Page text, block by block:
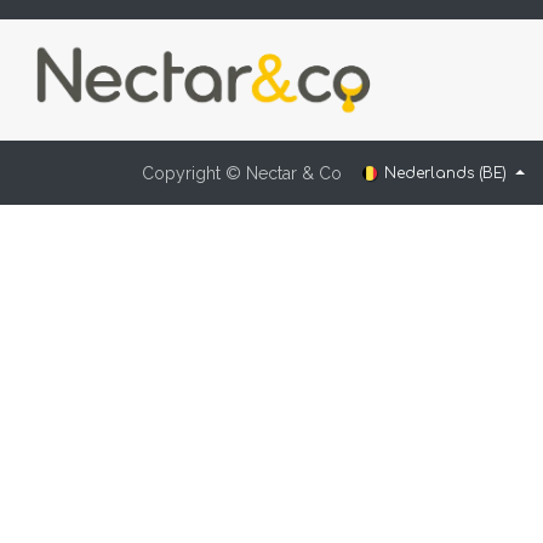
Copyright © Nectar & Co Nederlands (BE)